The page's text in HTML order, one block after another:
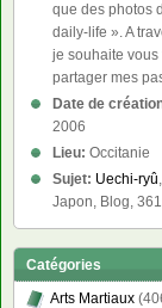
que des photos
daily-life ». A
je souhaite vous
partager mes
Date de
2006
Lieu: Occitanie
Sujet: Uechi-ryû
Japon, Blog,
Catégories
Arts Martiaux